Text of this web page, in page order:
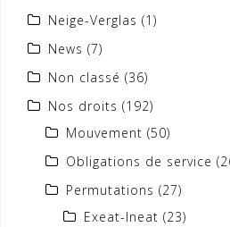
Neige-Verglas (1)
News (7)
Non classé (36)
Nos droits (192)
Mouvement (50)
Obligations de service
Permutations (27)
Exeat-Ineat (23)